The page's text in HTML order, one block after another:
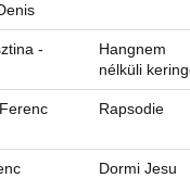
-
Hangnem
nélküli
Rapsodie
Dormi Jesu